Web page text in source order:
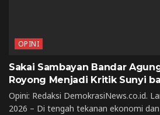
OPINI
Sakai Sambayan Bandar
Royong Menjadi Kritik Sunyi
Opini: Redaksi DemokrasiNews.co.id.
2026 – Di tengah tekanan ekonomi